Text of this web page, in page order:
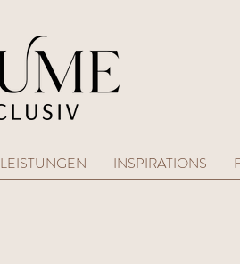
LEISTUNGEN INSPIRATIONS